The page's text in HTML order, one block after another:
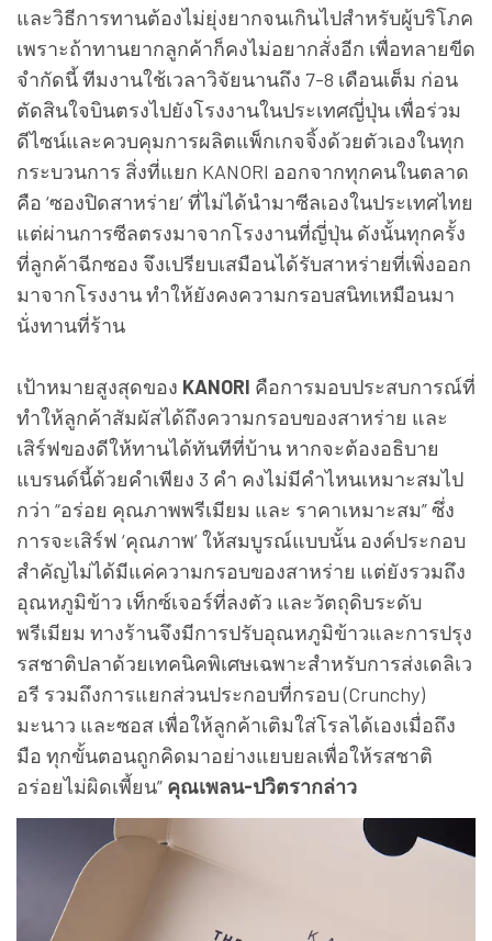
และวิธีการทานต้องไม่ยุ่งยากจนเกินไปสำหรับผู้บริโภค
เพราะถ้าทานยากลูกค้าก็คงไม่อยากสั่งอีก เพื่อทลายขีด
จำกัดนี้ ทีมงานใช้เวลาวิจัยนานถึง 7-8 เดือนเต็ม ก่อน
ตัดสินใจบินตรงไปยังโรงงานในประเทศญี่ปุ่น เพื่อร่วม
ดีไซน์และควบคุมการผลิตแพ็กเกจจิ้งด้วยตัวเองในทุก
กระบวนการ สิ่งที่แยก KANORI ออกจากทุกคนในตลาด
คือ ‘ซองปิดสาหร่าย’ ที่ไม่ได้นำมาซีลเองในประเทศไทย
แต่ผ่านการซีลตรงมาจากโรงงานที่ญี่ปุ่น ดังนั้นทุกครั้ง
ที่ลูกค้าฉีกซอง จึงเปรียบเสมือนได้รับสาหร่ายที่เพิ่งออก
มาจากโรงงาน ทำให้ยังคงความกรอบสนิทเหมือนมา
นั่งทานที่ร้าน
เป้าหมายสูงสุดของ KANORI คือการมอบประสบการณ์ที่
ทำให้ลูกค้าสัมผัสได้ถึงความกรอบของสาหร่าย และ
เสิร์ฟของดีให้ทานได้ทันทีที่บ้าน หากจะต้องอธิบาย
แบรนด์นี้ด้วยคำเพียง 3 คำ คงไม่มีคำไหนเหมาะสมไป
กว่า “อร่อย คุณภาพพรีเมียม และ ราคาเหมาะสม” ซึ่ง
การจะเสิร์ฟ ‘คุณภาพ’ ให้สมบูรณ์แบบนั้น องค์ประกอบ
สำคัญไม่ได้มีแค่ความกรอบของสาหร่าย แต่ยังรวมถึง
อุณหภูมิข้าว เท็กซ์เจอร์ที่ลงตัว และวัตถุดิบระดับ
พรีเมียม ทางร้านจึงมีการปรับอุณหภูมิข้าวและการปรุง
รสชาติปลาด้วยเทคนิคพิเศษเฉพาะสำหรับการส่งเดลิเว
อรี รวมถึงการแยกส่วนประกอบที่กรอบ (Crunchy)
มะนาว และซอส เพื่อให้ลูกค้าเติมใส่โรลได้เองเมื่อถึง
มือ ทุกขั้นตอนถูกคิดมาอย่างแยบยลเพื่อให้รสชาติ
อร่อยไม่ผิดเพี้ยน” คุณเพลน-ปวิตรากล่าว